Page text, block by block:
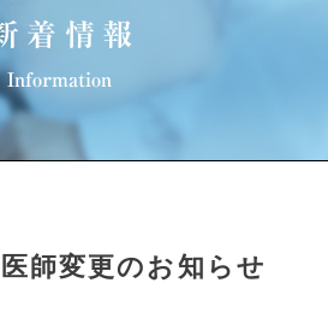
着情報
Information
師変更のお知らせ